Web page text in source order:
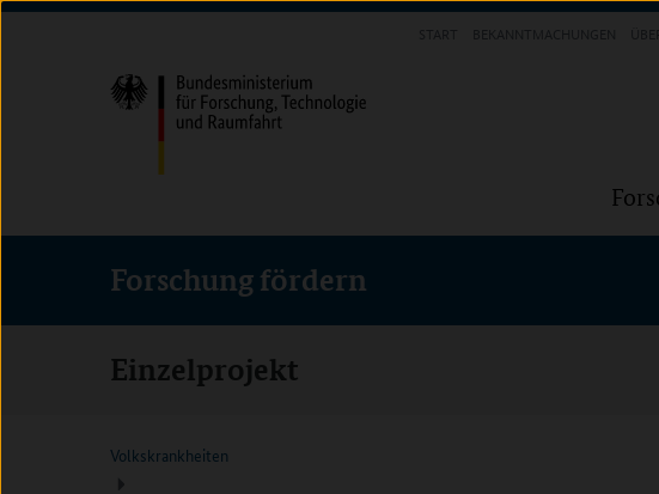
Direkt
(Eingabetaste)
Direkt
(Eingabetaste)
Direkt
(Eingabetaste)
Forschung fördern
Einzelprojekt
Volkskrankheiten